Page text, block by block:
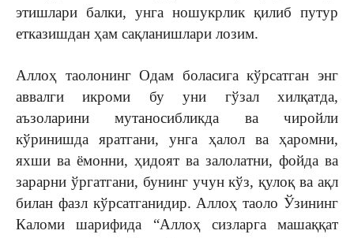
этишлари балки, унга ношукрлик қилиб путур
етказишдан ҳам сақланишлари лозим.
Аллоҳ таолонинг Одам боласига кўрсатган энг
аввалги икроми бу уни гўзал хилқатда,
аъзоларини мутаносибликда ва чиройли
кўринишда яратгани, унга ҳалол ва ҳаромни,
яхши ва ёмонни, ҳидоят ва залолатни, фойда ва
зарарни ўргатгани, бунинг учун кўз, қулоқ ва ақл
билан фазл кўрсатганидир. Аллоҳ таоло Ўзининг
Каломи шарифида “Аллоҳ сизларга машаққат